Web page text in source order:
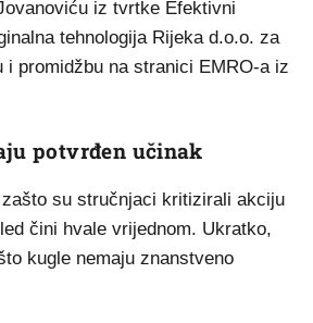
iz tvrtke Efektivni
tehnologija Rijeka d.o.o. za
i promidžbu na stranici EMRO-a iz
potvrđen učinak
su stručnjaci kritizirali akciju
čini hvale vrijednom. Ukratko,
kugle nemaju znanstveno